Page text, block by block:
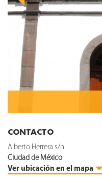
CONTACTO
Alberto Herrera s/n
Ciudad de México
Ver ubicación en el mapa